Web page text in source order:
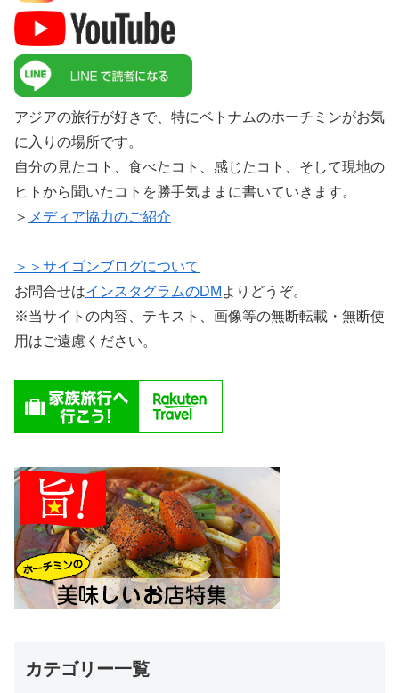
アジアの旅行が好きで、特にベトナムのホーチミンがお気
に入りの場所です。
自分の見たコト、食べたコト、感じたコト、そして現地の
ヒトから聞いたコトを勝手気ままに書いていきます。
＞ メディア協力のご紹介
＞＞サイゴンブログについて
お問合せはインスタグラムのDM よりどうぞ。
※当サイトの内容、テキスト、画像等の無断転載・無断使
用はご遠慮ください。
カテゴリー一覧